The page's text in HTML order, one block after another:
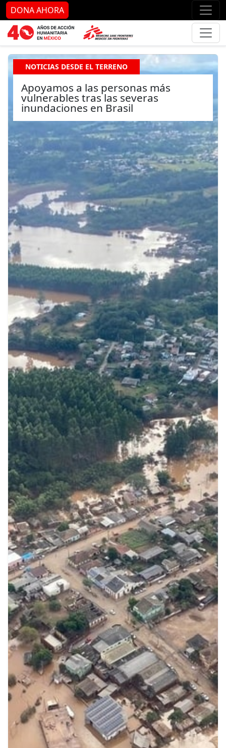
Ir al contenido principal Ir
DONA AHORA
NOTICIAS DESDE EL TERRENO
Apoyamos a las personas más
vulnerables tras las severas
inundaciones en Brasil